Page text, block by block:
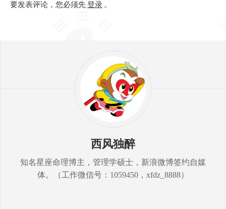
要发表评论，您必须先登录 。
西风独醉
知名星座命理博主，管理学硕士，新浪微博签约自媒
体。（工作微信号：1059450，xfdz_8888）